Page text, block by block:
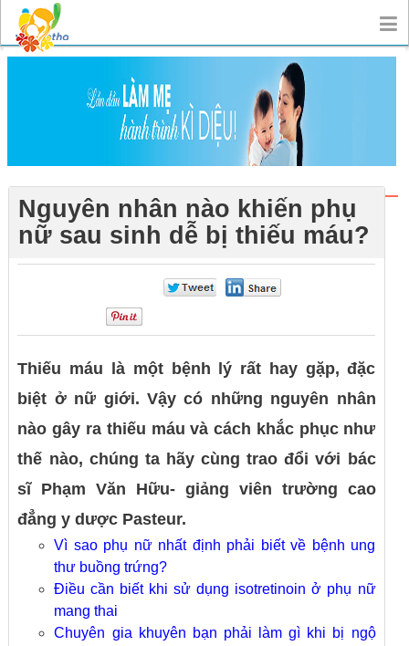
Nguyên nhân nào khiến phụ
nữ sau sinh dễ bị thiếu máu?
0
Thiếu máu là một bệnh lý rất hay gặp, đặc
biệt ở nữ giới. Vậy có những nguyên nhân
nào gây ra thiếu máu và cách khắc phục như
thế nào, chúng ta hãy cùng trao đổi với bác
sĩ Phạm Văn Hữu- giảng viên trường cao
đẳng y dược Pasteur.
Vì sao phụ nữ nhất định phải biết về bệnh ung
thư buồng trứng?
Điều cần biết khi sử dụng isotretinoin ở phụ nữ
mang thai
Chuyên gia khuyên bạn phải làm gì khi bị ngộ